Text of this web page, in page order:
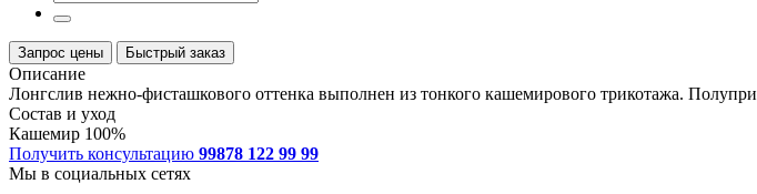
Запрос цены Быстрый заказ
Описание
Лонгслив нежно-фисташкового оттенка выполнен из тонкого кашемирового трикотажа.
Состав и уход
Кашемир 100%
Получить консультацию 99878 122 99 99
Мы в социальных сетях